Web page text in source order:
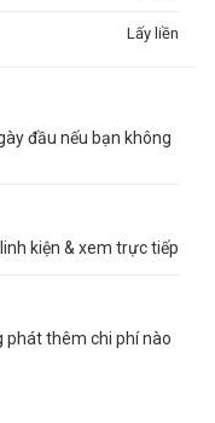
Lấy liền
đầu nếu bạn không
kiện & xem trực tiếp
phát thêm chi phí nào